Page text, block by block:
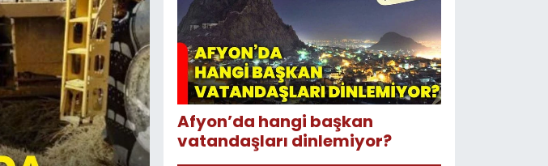
Afyon’da hangi başkan
vatandaşları dinlemiyor?